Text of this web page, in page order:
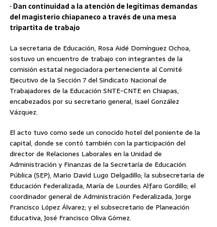
· Dan continuidad a la atención de legítimas demandas
del magisterio chiapaneco a través de una mesa
tripartita de trabajo
La secretaria de Educación, Rosa Aidé Domínguez Ochoa,
sostuvo un encuentro de trabajo con integrantes de la
comisión estatal negociadora perteneciente al Comité
Ejecutivo de la Sección 7 del Sindicato Nacional de
Trabajadores de la Educación SNTE-CNTE en Chiapas,
encabezados por su secretario general, Isael González
Vázquez.
El acto tuvo como sede un conocido hotel del poniente de la
capital, donde se contó también con la participación del
director de Relaciones Laborales en la Unidad de
Administración y Finanzas de la Secretaría de Educación
Pública (SEP), Mario David Lugo Delgadillo; la subsecretaria de
Educación Federalizada, María de Lourdes Alfaro Gordillo; el
coordinador general de Administración Federalizada, Jorge
Francisco López Álvarez; y el subsecretario de Planeación
Educativa, José Francisco Oliva Gómez.